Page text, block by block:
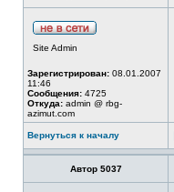
Site Admin
Зарегистрирован: 08.01.2007
11:46
Сообщения: 4725
Откуда: admin @ rbg-
azimut.com
Вернуться к началу
Автор 5037